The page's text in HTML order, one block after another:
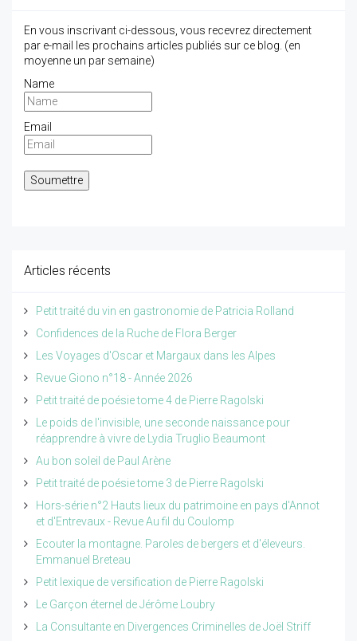
En vous inscrivant ci-dessous, vous recevrez directement
par e-mail les prochains articles publiés sur ce blog. (en
moyenne un par semaine)
Name
Email
Articles récents
Petit traité du vin en gastronomie de Patricia Rolland
Confidences de la Ruche de Flora Berger
Les Voyages d'Oscar et Margaux dans les Alpes
Revue Giono n°18 - Année 2026
Petit traité de poésie tome 4 de Pierre Ragolski
Le poids de l'invisible, une seconde naissance pour
réapprendre à vivre de Lydia Truglio Beaumont
Au bon soleil de Paul Arène
Petit traité de poésie tome 3 de Pierre Ragolski
Hors-série n°2 Hauts lieux du patrimoine en pays d'Annot
et d'Entrevaux - Revue Au fil du Coulomp
Ecouter la montagne. Paroles de bergers et d'éleveurs.
Emmanuel Breteau
Petit lexique de versification de Pierre Ragolski
Le Garçon éternel de Jérôme Loubry
La Consultante en Divergences Criminelles de Joël Striff